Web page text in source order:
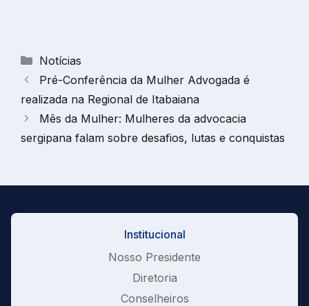
Categorias
Notícias
Pré-Conferência da Mulher Advogada é
realizada na Regional de Itabaiana
Mês da Mulher: Mulheres da advocacia
sergipana falam sobre desafios, lutas e conquistas
Institucional
Nosso Presidente
Diretoria
Conselheiros